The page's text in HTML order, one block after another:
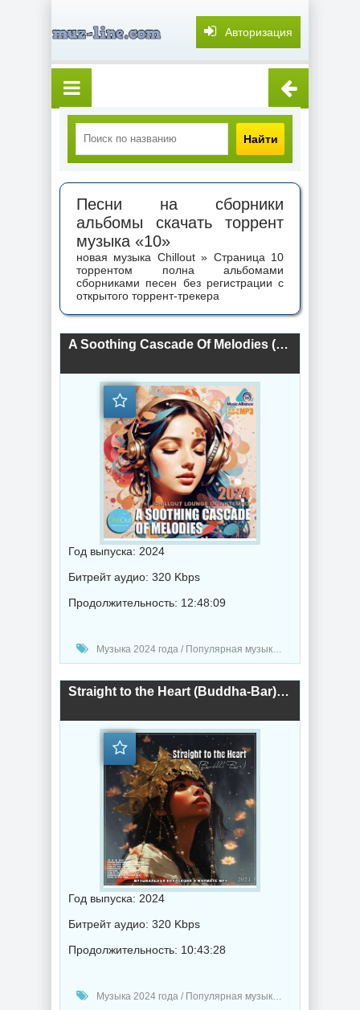
Авторизация
Найти
Песни на сборники
альбомы скачать торрент
музыка «10»
новая музыка Chillout » Страница 10
торрентом полна альбомами
сборниками песен без регистрации с
открытого торрент-трекера
A Soothing Cascade Of Melodies (2024) торрент
Год выпуска: 2024
Битрейт аудио: 320 Kbps
Продолжительность: 12:48:09
Музыка 2024 года / Популярная музыка / Музыка VA / Chillout music
Straight to the Heart (Buddha-Bar) (2024) торрент
Год выпуска: 2024
Битрейт аудио: 320 Kbps
Продолжительность: 10:43:28
Музыка 2024 года / Популярная музыка / Музыка VA / Chillout music